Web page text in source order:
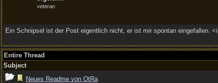
veteran
Ein Schnipsel ist der Post eigentlich nicht, er ist mir spontan eingefallen.
Entire Thread
Subject
Neues Readme von OtRa